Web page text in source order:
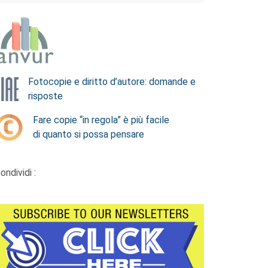
Fotocopie e diritto d’autore: domande e
risposte
Fare copie “in regola” è più facile
di quanto si possa pensare
: